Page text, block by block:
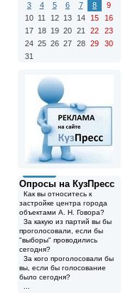
3
4 5 6 7 8
9
10 11 12 13 14 15
16
17 18 19 20 21 22
23
24 25 26 27 28 29
30
31
Опросы на КузПресс
Как вы относитесь к
застройке центра города
объектами А. Н. Говора?
За какую из партий вы бы
проголосовали, если бы
"выборы" проводились
сегодня?
За кого проголосовали бы
вы, если бы голосование
было сегодня?